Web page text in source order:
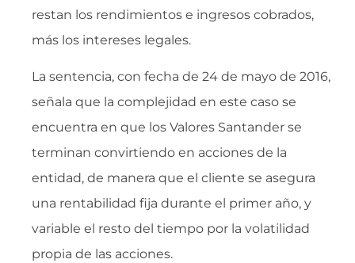
restan los rendimientos e ingresos cobrados,
más los intereses legales.
La sentencia, con fecha de 24 de mayo de 2016,
señala que la complejidad en este caso se
encuentra en que los Valores Santander se
terminan convirtiendo en acciones de la
entidad, de manera que el cliente se asegura
una rentabilidad fija durante el primer año, y
variable el resto del tiempo por la volatilidad
propia de las acciones.